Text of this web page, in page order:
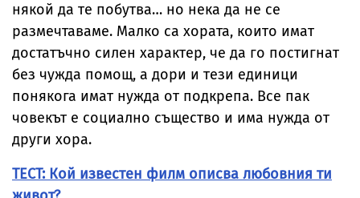
някой да те побутва… но нека да не се
размечтаваме. Малко са хората, които имат
достатъчно силен характер, че да го постигнат
без чужда помощ, а дори и тези единици
понякога имат нужда от подкрепа. Все пак
човекът е социално същество и има нужда от
други хора.
ТЕСТ: Кой известен филм описва любовния ти